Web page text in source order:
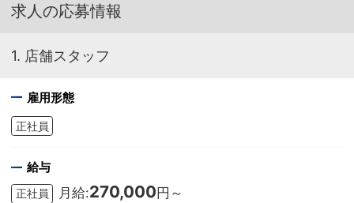
求人の応募情報
1. 店舗スタッフ
雇用形態
正社員
給与
正社員 月給:270,000 円～